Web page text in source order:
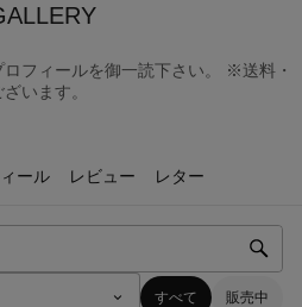
フィールを御一読下さい。 ※送料・
います。
ール レビュー レター
すべて 販売中